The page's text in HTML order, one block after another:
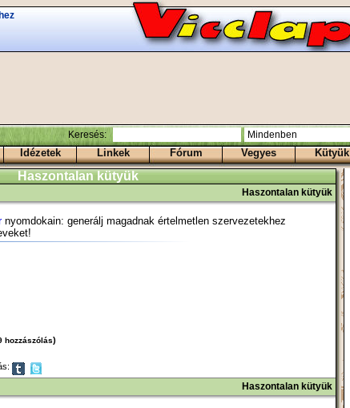
Keresés:
Idézetek Linkek Fórum Vegyes Kütyük
Haszontalan kütyük
Haszontalan kütyük
nyomdokain: generálj magadnak értelmetlen szervezetekhez
hozzászólás)
Haszontalan kütyük